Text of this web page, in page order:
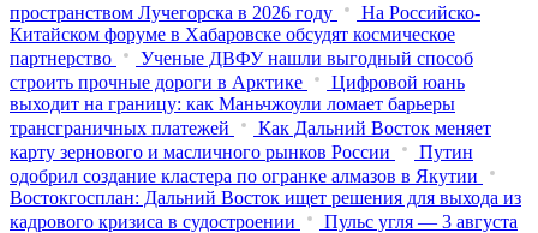
пространством Лучегорска в 2026 году
На Российско-
Китайском форуме в Хабаровске обсудят космическое
партнерство
Ученые ДВФУ нашли выгодный способ
строить прочные дороги в Арктике
Цифровой юань
выходит на границу: как Маньчжоули ломает барьеры
трансграничных платежей
Как Дальний Восток меняет
карту зернового и масличного рынков России
Путин
одобрил создание кластера по огранке алмазов в Якутии
Востокгосплан: Дальний Восток ищет решения для выхода из
кадрового кризиса в судостроении
Пульс угля — 3 августа